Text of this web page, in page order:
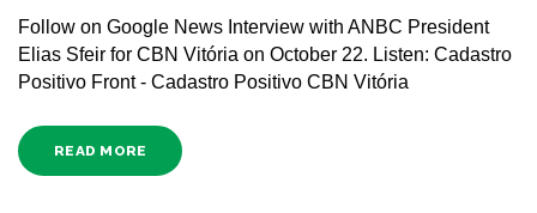
Follow on Google News Interview with ANBC President
Elias Sfeir for CBN Vitória on October 22. Listen: Cadastro
Positivo Front - Cadastro Positivo CBN Vitória
READ MORE